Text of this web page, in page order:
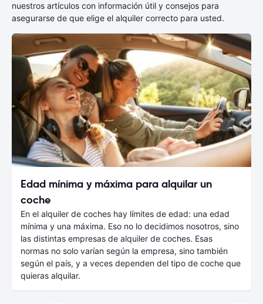
nuestros artículos con información útil y consejos para
asegurarse de que elige el alquiler correcto para usted.
Edad mínima y máxima para alquilar un
coche
En el alquiler de coches hay límites de edad: una edad
mínima y una máxima. Eso no lo decidimos nosotros, sino
las distintas empresas de alquiler de coches. Esas
normas no solo varían según la empresa, sino también
según el país, y a veces dependen del tipo de coche que
quieras alquilar.